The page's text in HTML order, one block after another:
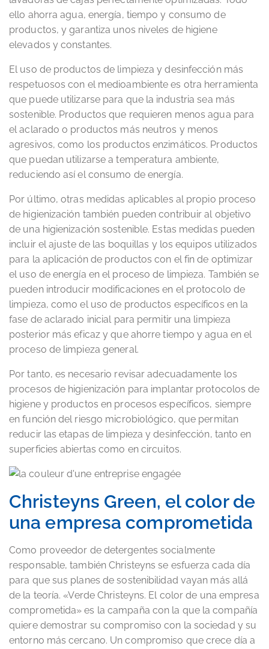
ello ahorra agua, energía, tiempo y consumo de
productos, y garantiza unos niveles de higiene
elevados y constantes.
El uso de productos de limpieza y desinfección más
respetuosos con el medioambiente es otra herramienta
que puede utilizarse para que la industria sea más
sostenible. Productos que requieren menos agua para
el aclarado o productos más neutros y menos
agresivos, como los productos enzimáticos. Productos
que puedan utilizarse a temperatura ambiente,
reduciendo así el consumo de energía.
Por último, otras medidas aplicables al propio proceso
de higienización también pueden contribuir al objetivo
de una higienización sostenible. Estas medidas pueden
incluir el ajuste de las boquillas y los equipos utilizados
para la aplicación de productos con el fin de optimizar
el uso de energía en el proceso de limpieza. También se
pueden introducir modificaciones en el protocolo de
limpieza, como el uso de productos específicos en la
fase de aclarado inicial para permitir una limpieza
posterior más eficaz y que ahorre tiempo y agua en el
proceso de limpieza general.
Por tanto, es necesario revisar adecuadamente los
procesos de higienización para implantar protocolos de
higiene y productos en procesos específicos, siempre
en función del riesgo microbiológico, que permitan
reducir las etapas de limpieza y desinfección, tanto en
superficies abiertas como en circuitos.
Christeyns Green, el color de
una empresa comprometida
Como proveedor de detergentes socialmente
responsable, también Christeyns se esfuerza cada día
para que sus planes de sostenibilidad vayan más allá
de la teoría. «Verde Christeyns. El color de una empresa
comprometida» es la campaña con la que la compañía
quiere demostrar su compromiso con la sociedad y su
entorno más cercano. Un compromiso que crece día a